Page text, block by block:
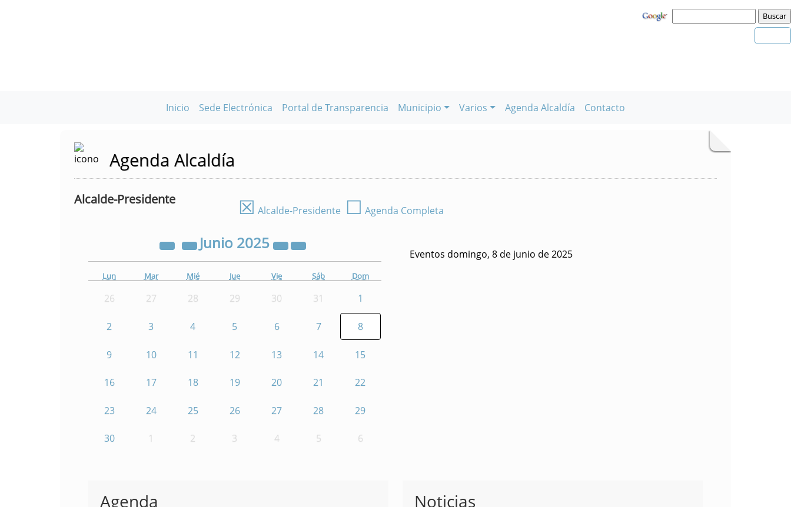
Inicio Sede Electrónica Portal de Transparencia Municipio Varios Agenda Alcaldía Contacto
Agenda Alcaldía
Alcalde-Presidente ☒ Alcalde-Presidente ☐ Agenda Completa
Junio 2025
Lun Mar Mié Jue Vie Sáb Dom
26 27 28 29 30 31 1
2 3 4 5 6 7 8
9 10 11 12 13 14 15
16 17 18 19 20 21 22
23 24 25 26 27 28 29
30 1 2 3 4 5 6
Eventos domingo, 8 de junio de 2025
Agenda Noticias